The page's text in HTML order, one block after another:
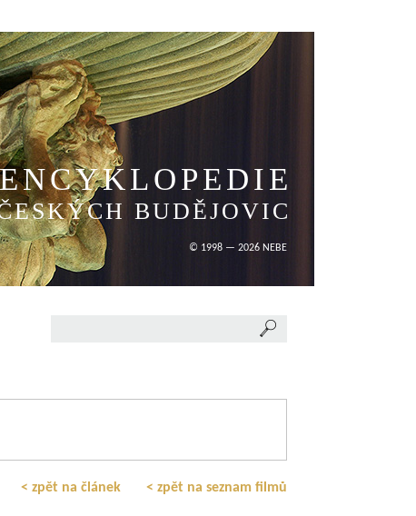
BUDĚJOVIC
© 1998 — 2026 NEBE
< zpět na článek < zpět na seznam filmů